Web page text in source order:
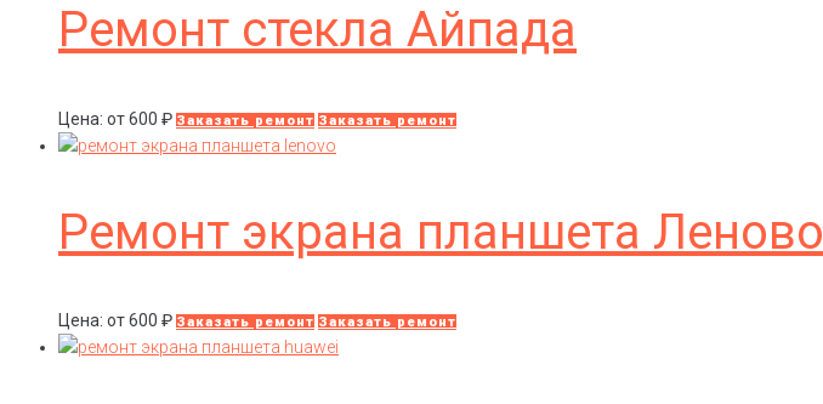
Ремонт стекла Айпада
Цена: от600 ₽ Заказать ремонт Заказать ремонт
Ремонт экрана планшета Леново
Цена: от600 ₽ Заказать ремонт Заказать ремонт